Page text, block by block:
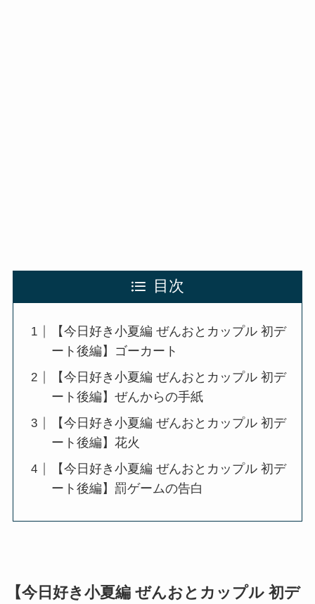
目次
【今日好き小夏編 ぜんおとカップル 初デ
ート後編】ゴーカート
【今日好き小夏編 ぜんおとカップル 初デ
ート後編】ぜんからの手紙
【今日好き小夏編 ぜんおとカップル 初デ
ート後編】花火
【今日好き小夏編 ぜんおとカップル 初デ
ート後編】罰ゲームの告白
【今日好き小夏編 ぜんおとカップル 初デ